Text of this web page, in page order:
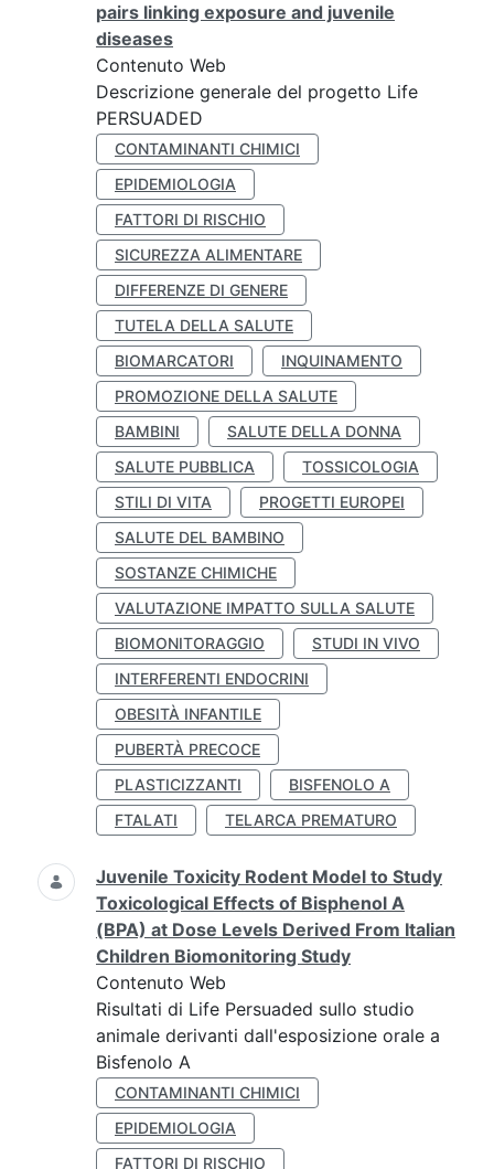
pairs linking exposure and juvenile
diseases
Contenuto Web
Descrizione generale del progetto Life
PERSUADED
CONTAMINANTI CHIMICI
EPIDEMIOLOGIA
FATTORI DI RISCHIO
SICUREZZA ALIMENTARE
DIFFERENZE DI GENERE
TUTELA DELLA SALUTE
BIOMARCATORI
INQUINAMENTO
PROMOZIONE DELLA SALUTE
BAMBINI
SALUTE DELLA DONNA
SALUTE PUBBLICA
TOSSICOLOGIA
STILI DI VITA
PROGETTI EUROPEI
SALUTE DEL BAMBINO
SOSTANZE CHIMICHE
VALUTAZIONE IMPATTO SULLA SALUTE
BIOMONITORAGGIO
STUDI IN VIVO
INTERFERENTI ENDOCRINI
OBESITÀ INFANTILE
PUBERTÀ PRECOCE
PLASTICIZZANTI
BISFENOLO A
FTALATI
TELARCA PREMATURO
Juvenile Toxicity Rodent Model to Study
Toxicological Effects of Bisphenol A
(BPA) at Dose Levels Derived From Italian
Children Biomonitoring Study
Contenuto Web
Risultati di Life Persuaded sullo studio
animale derivanti dall'esposizione orale a
Bisfenolo A
CONTAMINANTI CHIMICI
EPIDEMIOLOGIA
FATTORI DI RISCHIO